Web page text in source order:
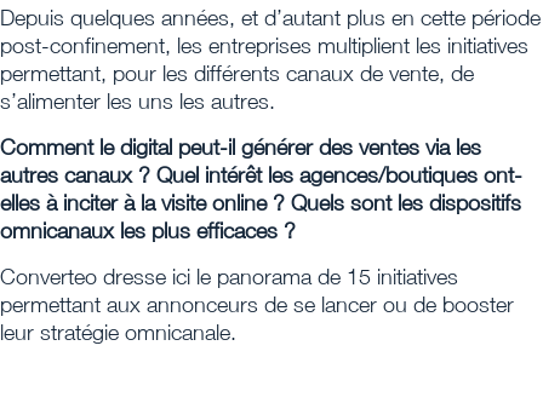
Depuis quelques années, et d’autant plus en cette période
post-confinement, les entreprises multiplient les initiatives
permettant, pour les différents canaux de vente, de
s’alimenter les uns les autres.
Comment le digital peut-il générer des ventes via les
autres canaux ? Quel intérêt les agences/boutiques ont-
elles à inciter à la visite online ? Quels sont les dispositifs
omnicanaux les plus efficaces ?
Converteo dresse ici le panorama de 15 initiatives
permettant aux annonceurs de se lancer ou de booster
leur stratégie omnicanale.